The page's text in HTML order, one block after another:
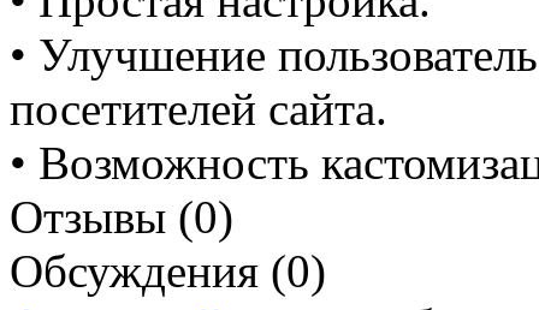
• Улучшение
посетителей сайта.
• Возможность
Отзывы (0)
Обсуждения (0)